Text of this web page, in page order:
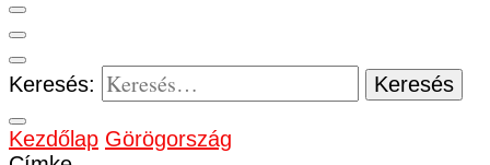
Keresés:
Kezdőlap Görögország